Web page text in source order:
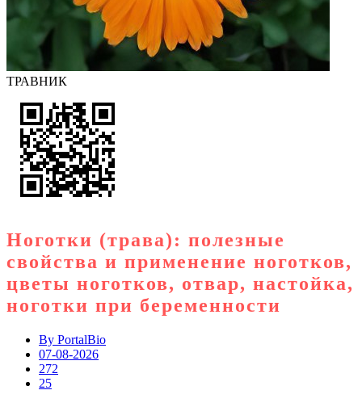
ТРАВНИК
Ноготки (трава): полезные
свойства и применение ноготков,
цветы ноготков, отвар, настойка,
ноготки при беременности
By PortalBio
07-08-2026
272
25